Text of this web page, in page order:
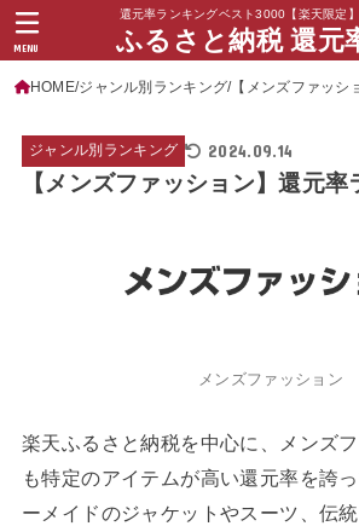
還元率ランキングベスト3000【楽天限定
ふるさと納税 還元
MENU
HOME ジャンル別ランキング 【メンズファッシ
ジャンル別ランキング 2024.09.14
【メンズファッション】還元率
メンズファッション
楽天ふるさと納税を中心に、メンズ
も特定のアイテムが高い還元率を誇
ーメイドのジャケットやスーツ、伝